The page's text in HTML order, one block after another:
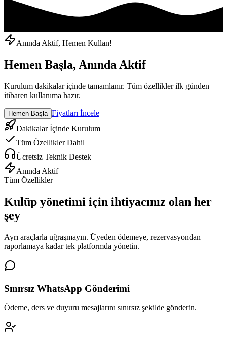
Anında Aktif, Hemen Kullan!
Hemen Başla, Anında Aktif
Kurulum dakikalar içinde tamamlanır. Tüm özellikler ilk günden
itibaren kullanıma hazır.
Hemen Başla Fiyatları İncele
Dakikalar İçinde Kurulum
Tüm Özellikler Dahil
Ücretsiz Teknik Destek
Anında Aktif
Tüm Özellikler
Kulüp yönetimi için ihtiyacınız olan her
şey
Ayrı araçlarla uğraşmayın. Üyeden ödemeye, rezervasyondan
raporlamaya kadar tek platformda yönetin.
Sınırsız WhatsApp Gönderimi
Ödeme, ders ve duyuru mesajlarını sınırsız şekilde gönderin.